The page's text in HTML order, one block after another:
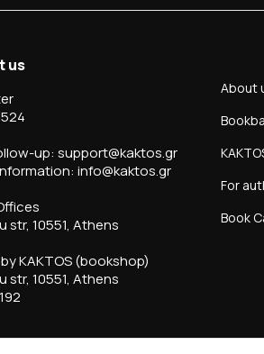
us
up: support@kaktos.gr
info@kaktos.gr
str, 10551, Athens
KAKTOS (bookshop)
str, 10551, Athens
About
For
Book